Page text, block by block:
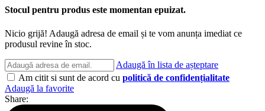
Stocul pentru produs este momentan epuizat.
Nicio grijă! Adaugă adresa de email și te vom anunța imediat ce
produsul revine în stoc.
Adaugă în lista de așteptare
Am citit si sunt de acord cu politică de confidențialitate
Adaugă la favorite
Share: